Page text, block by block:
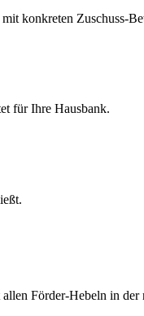
konkreten Zuschuss-
für Ihre Hausbank.
Förder-Hebeln in